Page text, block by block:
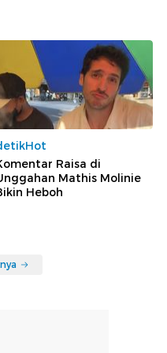
Raisa di
Mathis Molinie
Heboh